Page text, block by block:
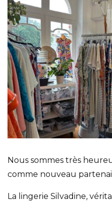
Nous sommes très
comme nouveau
La lingerie Silvadine,